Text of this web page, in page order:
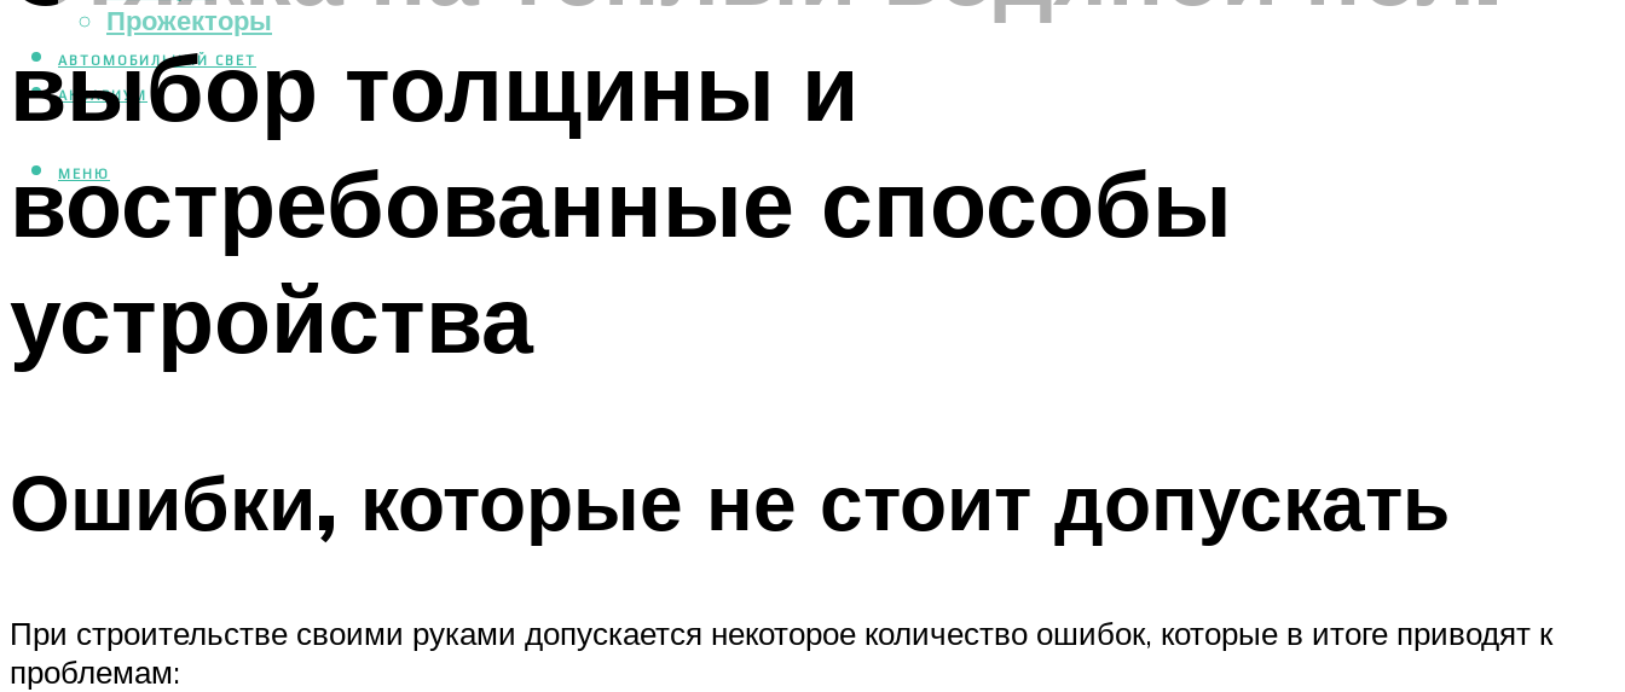
Прожекторы
АВТОМОБИЛЬНЫЙ СВЕТ
АКВАРИУМ
МЕНЮ
выбор толщины и
востребованные способы
устройства
Ошибки, которые не стоит допускать
При строительстве своими руками допускается некоторое количество ошибок, которые в итоге приводят к
проблемам: